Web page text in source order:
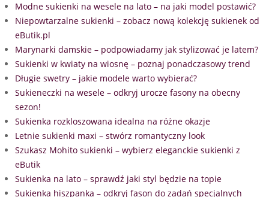
Modne sukienki na wesele na lato – na jaki model postawić?
Niepowtarzalne sukienki – zobacz nową kolekcję sukienek od
eButik.pl
Marynarki damskie – podpowiadamy jak stylizować je latem?
Sukienki w kwiaty na wiosnę – poznaj ponadczasowy trend
Długie swetry – jakie modele warto wybierać?
Sukieneczki na wesele – odkryj urocze fasony na obecny
sezon!
Sukienka rozkloszowana idealna na różne okazje
Letnie sukienki maxi – stwórz romantyczny look
Szukasz Mohito sukienki – wybierz eleganckie sukienki z
eButik
Sukienka na lato – sprawdź jaki styl będzie na topie
Sukienka hiszpanka – odkryj fason do zadań specjalnych